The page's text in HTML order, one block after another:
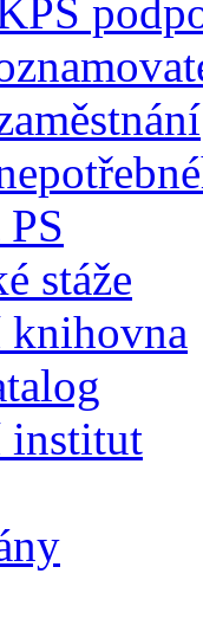
stáže
knihovna
institut